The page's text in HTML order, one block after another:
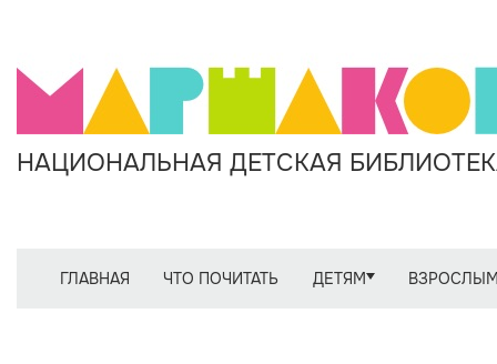
НАЦИОНАЛЬНАЯ ДЕТСКАЯ
ГЛАВНАЯ ЧТО ПОЧИТАТЬ ДЕТЯМ